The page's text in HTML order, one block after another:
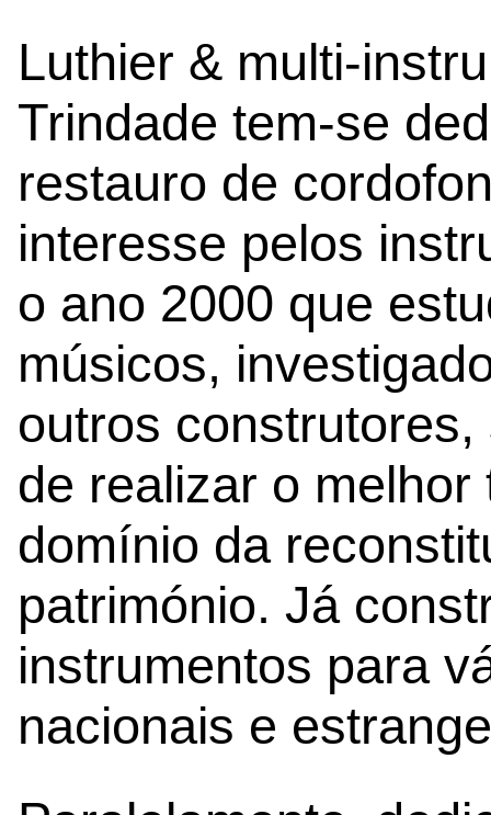
Luthier & multi-
Trindade tem-se
restauro de
interesse pelos
o ano 2000 que
músicos,
outros
de realizar o
domínio da
património. Já
instrumentos para
nacionais e